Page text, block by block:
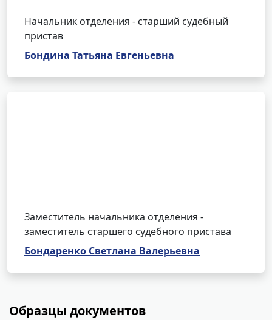
Начальник отделения - старший судебный
пристав
Бондина Татьяна Евгеньевна
Заместитель начальника отделения -
заместитель старшего судебного пристава
Бондаренко Светлана Валерьевна
Образцы документов